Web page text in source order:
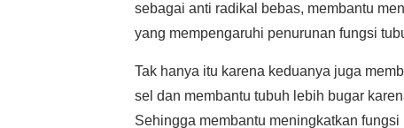
sebagai anti radikal bebas, membantu
yang mempengaruhi penurunan fungsi
Tak hanya itu karena keduanya juga
sel dan membantu tubuh lebih bugar
Sehingga membantu meningkatkan